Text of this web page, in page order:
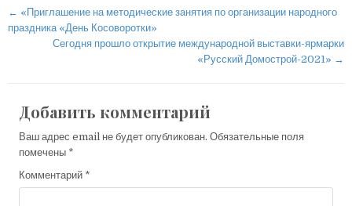
Навигация
по
записям
← «Приглашение на методические занятия по организации народного
праздника «День Косоворотки»
Сегодня прошло открытие международной выставки-ярмарки
«Русский Домострой-2021» →
Добавить комментарий
Ваш адрес email не будет опубликован. Обязательные поля
помечены *
Комментарий *